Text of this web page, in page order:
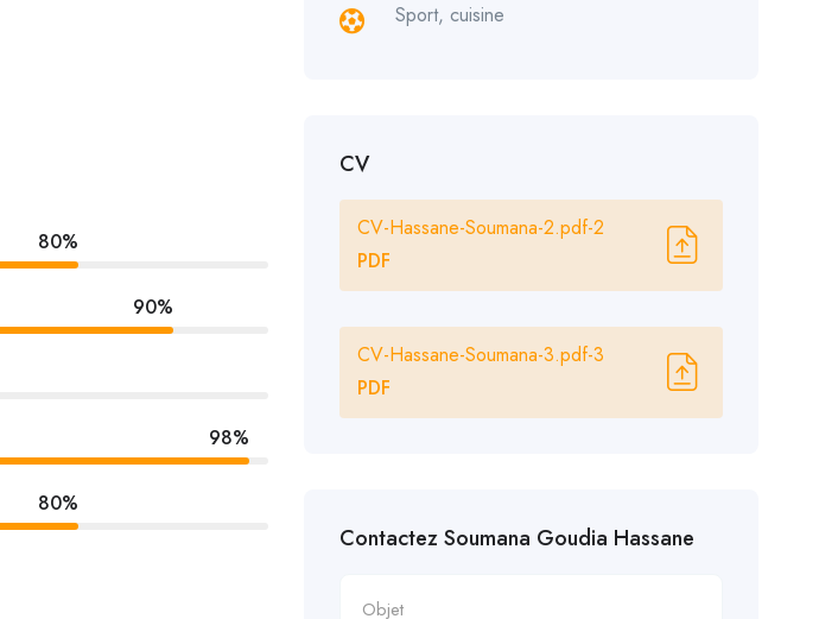
80%
90%
98%
80%
Sport, cuisine
CV
CV-Hassane-Soumana-2.pdf-2
PDF
CV-Hassane-Soumana-3.pdf-3
PDF
Contactez Soumana Goudia Hassane